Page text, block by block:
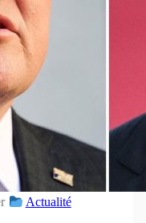
Actualité